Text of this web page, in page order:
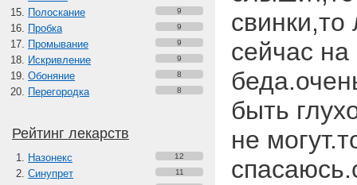
Полоскание 9
Пробка 9
Промывание 9
Искривление 9
Обоняние 8
Перегородка 8
Рейтинг лекарств
Назонекс 12
Синупрет 11
свинки,то
сейчас на
быть
не